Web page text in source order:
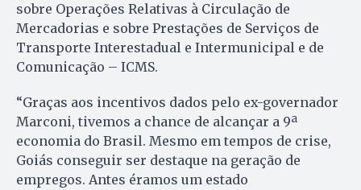
sobre Operações Relativas à Circulação de
Mercadorias e sobre Prestações de Serviços de
Transporte Interestadual e Intermunicipal e de
Comunicação – ICMS.
“Graças aos incentivos dados pelo ex-governador
Marconi, tivemos a chance de alcançar a 9ª
economia do Brasil. Mesmo em tempos de crise,
Goiás conseguir ser destaque na geração de
empregos. Antes éramos um estado